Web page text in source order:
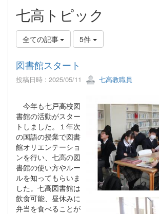
七高トピック
全ての記事 5件
図書館スタート
投稿日時 : 2025/05/11 七高教職員
今年も七戸高校図
書館の活動がスター
トしました。１年次
の国語の授業で図書
館オリエンテーショ
ンを行い、七高の図
書館の使い方やルー
ルを知ってもらいま
した。七高図書館は
飲食可能、昼休みに
弁当を食べることが